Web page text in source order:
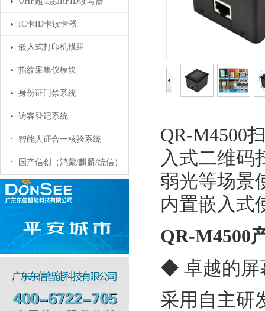
IC卡ID卡读卡器
嵌入式打印机模组
指纹采集仪模块
身份证门禁系统
访客登记系统
智能人证合一核验系统
国产信创（鸿蒙/麒麟/统信）
QR-M4500
入式二维码
弱光等场景
内置嵌入式
QR-M4500
◆ 卓越的屏
采用自主研